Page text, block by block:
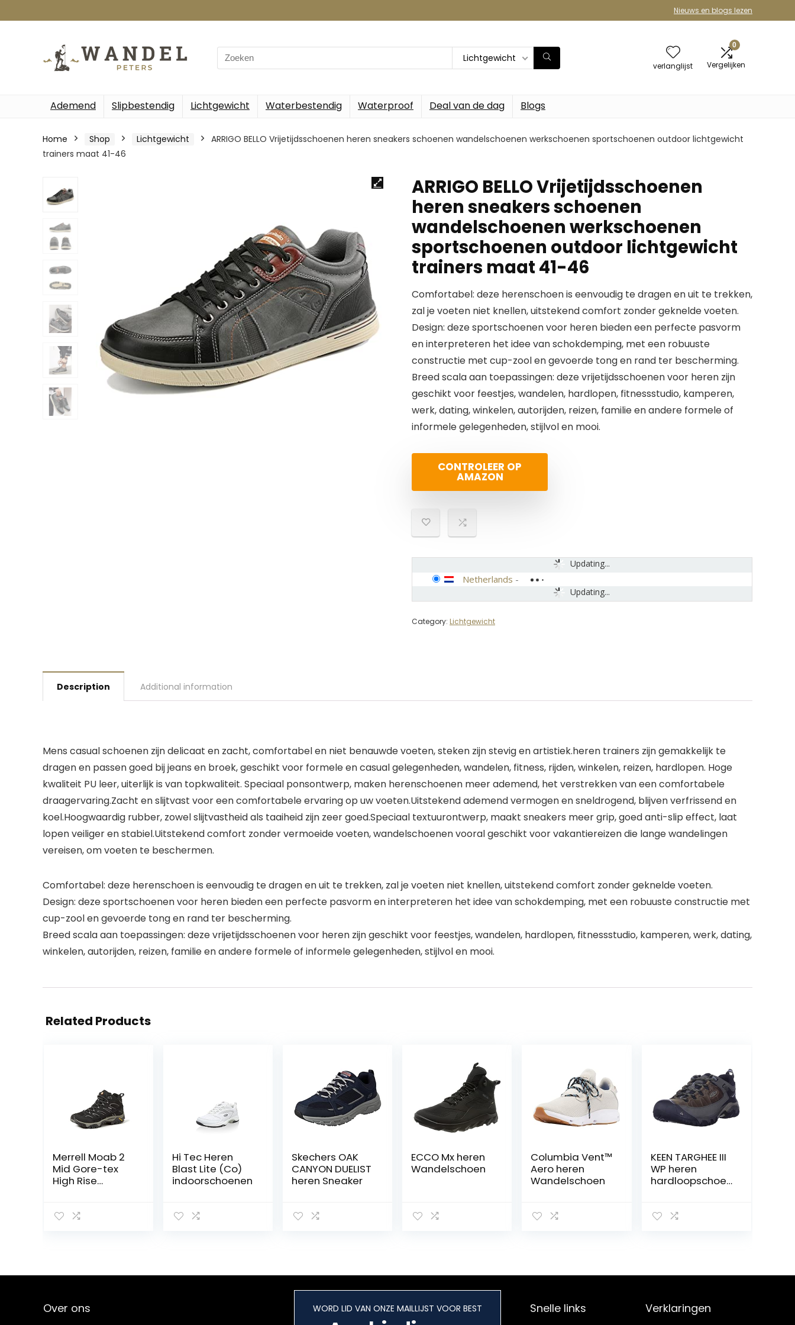
Nieuws en blogs lezen
Search
for:
Lichtgewicht
verlanglijst
0
Vergelijken
Ademend Slipbestendig Lichtgewicht Waterbestendig Waterproof Deal van de dag Blogs
Home Shop Lichtgewicht
ARRIGO BELLO Vrijetijdsschoenen heren sneakers schoenen wandelschoenen werkschoenen sportschoenen outdoor lichtgewicht
trainers maat 41-46
ARRIGO BELLO Vrijetijdsschoenen
heren sneakers schoenen
wandelschoenen werkschoenen
sportschoenen outdoor lichtgewicht
trainers maat 41-46
Comfortabel: deze herenschoen is eenvoudig te dragen en uit te trekken,
zal je voeten niet knellen, uitstekend comfort zonder geknelde voeten.
Design: deze sportschoenen voor heren bieden een perfecte pasvorm
en interpreteren het idee van schokdemping, met een robuuste
constructie met cup-zool en gevoerde tong en rand ter bescherming.
Breed scala aan toepassingen: deze vrijetijdsschoenen voor heren zijn
geschikt voor feestjes, wandelen, hardlopen, fitnessstudio, kamperen,
werk, dating, winkelen, autorijden, reizen, familie en andere formele of
informele gelegenheden, stijlvol en mooi.
CONTROLEER OP
AMAZON
Updating...
Updating...
Netherlands -
Category: Lichtgewicht
Description Additional information
Mens casual schoenen zijn delicaat en zacht, comfortabel en niet benauwde voeten, steken zijn stevig en artistiek.heren trainers zijn gemakkelijk te
dragen en passen goed bij jeans en broek, geschikt voor formele en casual gelegenheden, wandelen, fitness, rijden, winkelen, reizen, hardlopen. Hoge
kwaliteit PU leer, uiterlijk is van topkwaliteit. Speciaal ponsontwerp, maken herenschoenen meer ademend, het verstrekken van een comfortabele
draagervaring.Zacht en slijtvast voor een comfortabele ervaring op uw voeten.Uitstekend ademend vermogen en sneldrogend, blijven verfrissend en
koel.Hoogwaardig rubber, zowel slijtvastheid als taaiheid zijn zeer goed.Speciaal textuurontwerp, maakt sneakers meer grip, goed anti-slip effect, laat
lopen veiliger en stabiel.Uitstekend comfort zonder vermoeide voeten, wandelschoenen vooral geschikt voor vakantiereizen die lange wandelingen
vereisen, om voeten te beschermen.
Comfortabel: deze herenschoen is eenvoudig te dragen en uit te trekken, zal je voeten niet knellen, uitstekend comfort zonder geknelde voeten.
Design: deze sportschoenen voor heren bieden een perfecte pasvorm en interpreteren het idee van schokdemping, met een robuuste constructie met
cup-zool en gevoerde tong en rand ter bescherming.
Breed scala aan toepassingen: deze vrijetijdsschoenen voor heren zijn geschikt voor feestjes, wandelen, hardlopen, fitnessstudio, kamperen, werk, dating,
winkelen, autorijden, reizen, familie en andere formele of informele gelegenheden, stijlvol en mooi.
Related Products
Merrell Moab 2
Mid Gore-tex
High Rise
Hi Tec Heren
Blast Lite (Co)
indoorschoenen
Skechers OAK
CANYON DUELIST
heren Sneaker
ECCO Mx heren
Wandelschoen
Columbia Vent™
Aero heren
Wandelschoen
KEEN TARGHEE III
WP heren
hardloopschoen
Over ons WORD LID VAN ONZE MAILLIJST VOOR BEST Snelle links Verklaringen